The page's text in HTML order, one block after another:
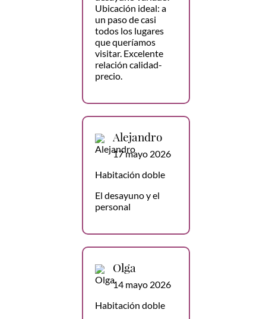
Ubicación ideal: a
un paso de casi
todos los lugares
que queríamos
visitar. Excelente
relación calidad-
precio.
Alejandro
17 mayo 2026
Habitación doble
El desayuno y el
personal
Olga
14 mayo 2026
Habitación doble